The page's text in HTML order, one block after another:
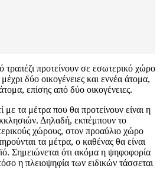
τραπέζι προτείνουν σε εσωτερικό χώρο
δύο οικογένειες και εννέα άτομα,
επίσης από δύο οικογένειες.
με τα μέτρα που θα προτείνουν είναι η
Δηλαδή, εκπέμπουν το
χώρους, στον προαύλιο χώρο
τα μέτρα, ο καθένας θα είναι
Σημειώνεται ότι ακόμα η ψηφοφορία
η πλειοψηφία των ειδικών τάσσεται